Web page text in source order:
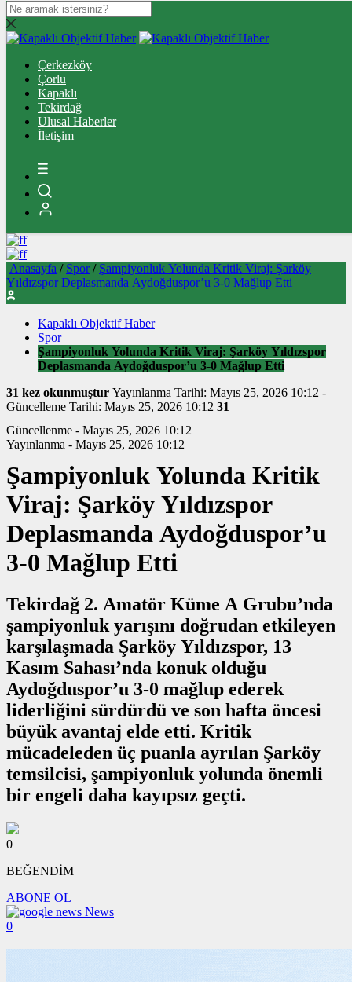
Çerkezköy
Çorlu
Kapaklı
Tekirdağ
Ulusal Haberler
İletişim
Çorlu
Tekirdağ
Süleymanpaşa
Ulusal Haberler
Spor
Anasayfa / Spor / Şampiyonluk Yolunda Kritik Viraj: Şarköy
Yıldızspor Deplasmanda Aydoğduspor’u 3-0 Mağlup Etti
Kapaklı Objektif Haber
Spor
Şampiyonluk Yolunda Kritik Viraj: Şarköy Yıldızspor
Deplasmanda Aydoğduspor’u 3-0 Mağlup Etti
31 kez okunmuştur
Yayınlanma Tarihi: Mayıs 25, 2026 10:12 -
Güncelleme Tarihi: Mayıs 25, 2026 10:12 31
Güncellenme - Mayıs 25, 2026 10:12
Yayınlanma - Mayıs 25, 2026 10:12
Şampiyonluk Yolunda Kritik
Viraj: Şarköy Yıldızspor
Deplasmanda Aydoğduspor’u
3-0 Mağlup Etti
Tekirdağ 2. Amatör Küme A Grubu’nda
şampiyonluk yarışını doğrudan etkileyen
karşılaşmada Şarköy Yıldızspor, 13
Kasım Sahası’nda konuk olduğu
Aydoğduspor’u 3-0 mağlup ederek
liderliğini sürdürdü ve son hafta öncesi
büyük avantaj elde etti. Kritik
mücadeleden üç puanla ayrılan Şarköy
temsilcisi, şampiyonluk yolunda önemli
bir engeli daha kayıpsız geçti.
0
BEĞENDİM
ABONE OL
News
0